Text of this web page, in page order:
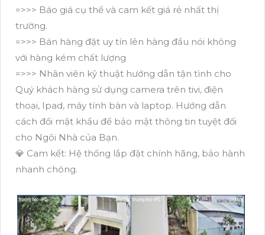
=>>> Báo giá cụ thể và cam kết giá rẻ nhất thị
trường.
=>>> Bán hàng đặt uy tín lên hàng đầu nói không
với hàng kém chất lượng
=>>> Nhân viên kỹ thuật hướng dẫn tận tình cho
Quý khách hàng sử dụng camera trên tivi, điện
thoại, Ipad, máy tính bàn và laptop. Hướng dẫn
cách đổi mật khẩu để bảo mật thông tin tuyệt đối
cho Ngôi Nhà của Bạn.
💎 Cam kết: Hệ thống lắp đặt chính hãng, bảo hành
nhanh chóng.